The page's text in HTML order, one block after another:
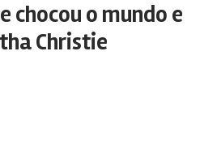
chocou o mundo e
Christie